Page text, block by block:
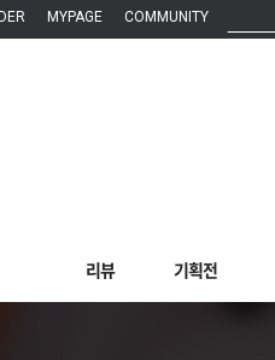
MYPAGE COMMUNITY
리뷰 기획전